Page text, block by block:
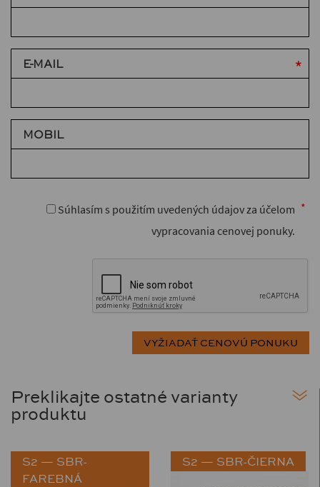
Preklikajte ostatné varianty
produktu
S2 — SBR-
FAREBNÁ
S2 — SBR-ČIERNA
E-MAIL
MOBIL
vypracovania cenovej ponuky.